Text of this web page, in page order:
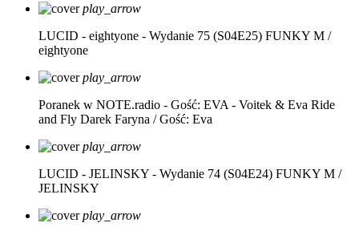
play_arrow
LUCID - eightyone - Wydanie 75 (S04E25) FUNKY M /
eightyone
play_arrow
Poranek w NOTE.radio - Gość: EVA - Voitek & Eva Ride
and Fly Darek Faryna / Gość: Eva
play_arrow
LUCID - JELINSKY - Wydanie 74 (S04E24) FUNKY M /
JELINSKY
play_arrow